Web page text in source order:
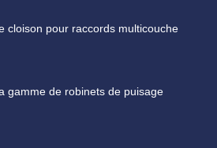
cloison pour raccords multicouche
gamme de robinets de puisage